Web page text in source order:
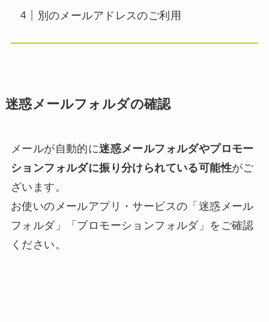
別のメールアドレスのご利用
迷惑メールフォルダの確認
メールが自動的に迷惑メールフォルダやプロモー
ションフォルダに振り分けられている可能性がご
ざいます。
お使いのメールアプリ・サービスの「迷惑メール
フォルダ」「プロモーションフォルダ」をご確認
ください。